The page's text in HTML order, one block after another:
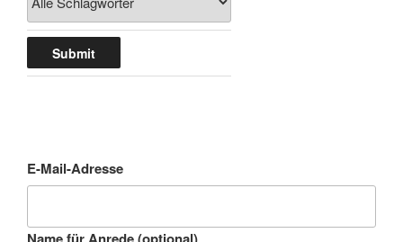
E-Mail-Adresse